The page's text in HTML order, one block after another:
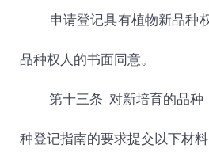
申请登记具有植物新品种
品种权人的书面同意。
第十三条 对新培育的品种
种登记指南的要求提交以下材料